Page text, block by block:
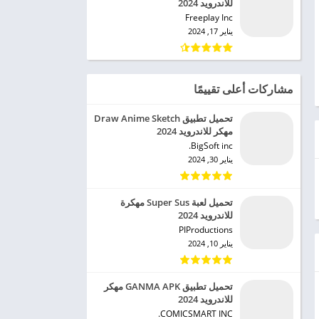
للاندرويد 2024
Freeplay Inc‏
يناير 17, 2024
مشاركات أعلى تقييمًا
تحميل تطبيق Draw Anime Sketch
مهكر للاندرويد 2024
BigSoft inc.‏
يناير 30, 2024
تحميل لعبة Super Sus مهكرة
للاندرويد 2024
PIProductions‏
يناير 10, 2024
تحميل تطبيق GANMA APK مهكر
للاندرويد 2024
COMICSMART INC.‏